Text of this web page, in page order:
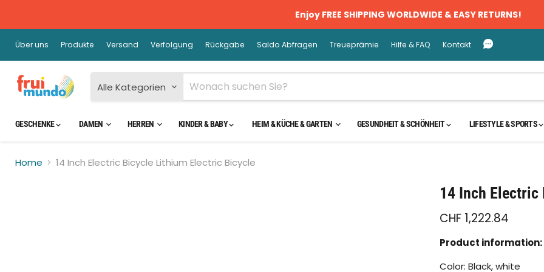
Enjoy FREE SHIPPING WORLDWIDE & EASY RETURNS!
Über uns Produkte Versand Verfolgung Rückgabe Saldo Abfragen Treueprämie Hilfe & FAQ Kontakt
Alle Kategorien
GESCHENKE DAMEN HERREN KINDER & BABY HEIM & KÜCHE & GARTEN GESUNDHEIT & SCHÖNHEIT LIFESTYLE & SPORTS
Home 14 Inch Electric Bicycle Lithium Electric Bicycle
14 Inch
CHF 1,222.84
Product information:
Color: Black, white